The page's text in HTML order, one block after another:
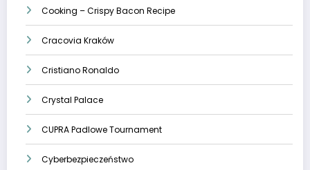
Cooking – Crispy Bacon Recipe
Cracovia Kraków
Cristiano Ronaldo
Crystal Palace
CUPRA Padlowe Tournament
Cyberbezpieczeństwo